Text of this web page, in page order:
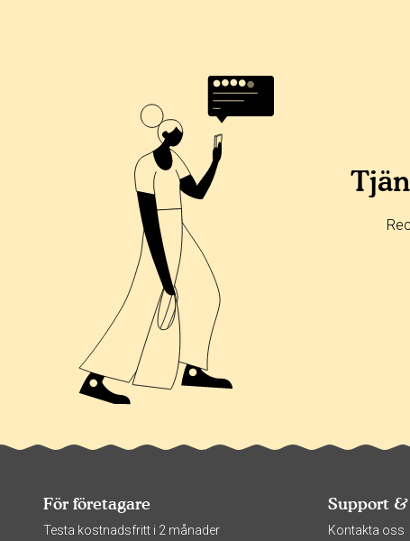
För företagare
Testa kostnadsfritt i 2 månader
Support
Kontakta oss